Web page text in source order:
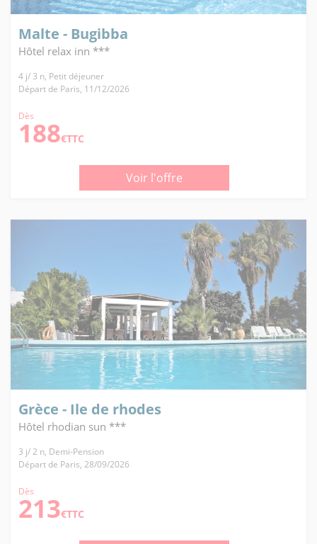
Malte - Bugibba
Hôtel relax inn ***
4 j/ 3 n, Petit déjeuner
Départ de Paris, 11/12/2026
Dès
188€TTC
Voir l'offre
Grèce - Ile de rhodes
Hôtel rhodian sun ***
3 j/ 2 n, Demi-Pension
Départ de Paris, 28/09/2026
Dès
213€TTC